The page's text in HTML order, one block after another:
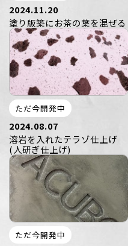
2024.11.20
塗り版築にお茶の葉を混ぜる
ただ今開発中
2024.08.07
溶岩を入れたテラゾ仕上げ
(人研ぎ仕上げ)
ただ今開発中